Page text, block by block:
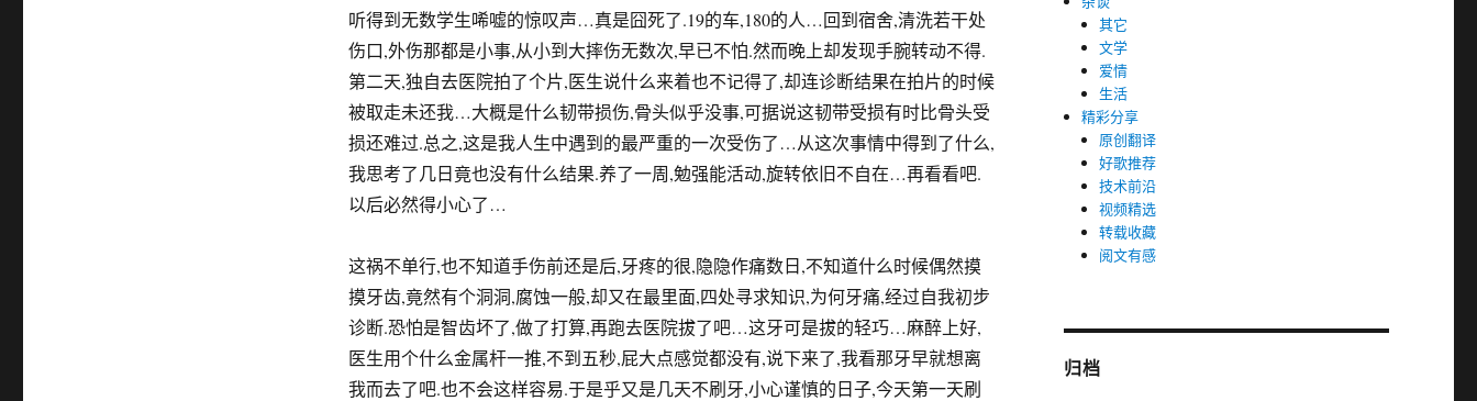
听得到无数学生唏嘘的惊叹声…真是囧死了.19的车,180的人…回到宿舍,清洗若干处
伤口,外伤那都是小事,从小到大摔伤无数次,早已不怕.然而晚上却发现手腕转动不得.
第二天,独自去医院拍了个片,医生说什么来着也不记得了,却连诊断结果在拍片的时候
被取走未还我…大概是什么韧带损伤,骨头似乎没事,可据说这韧带受损有时比骨头受
损还难过.总之,这是我人生中遇到的最严重的一次受伤了…从这次事情中得到了什么,
我思考了几日竟也没有什么结果.养了一周,勉强能活动,旋转依旧不自在…再看看吧.
以后必然得小心了…
这祸不单行,也不知道手伤前还是后,牙疼的很,隐隐作痛数日,不知道什么时候偶然摸
摸牙齿,竟然有个洞洞,腐蚀一般,却又在最里面,四处寻求知识,为何牙痛,经过自我初步
诊断.恐怕是智齿坏了,做了打算,再跑去医院拔了吧…这牙可是拔的轻巧…麻醉上好,
医生用个什么金属杆一推,不到五秒,屁大点感觉都没有,说下来了,我看那牙早就想离
我而去了吧.也不会这样容易.于是乎又是几天不刷牙,小心谨慎的日子,今天第一天刷
其它
文学
爱情
生活
精彩分享
原创翻译
好歌推荐
技术前沿
视频精选
转载收藏
阅文有感
归档